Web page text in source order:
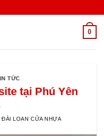
0
TỨC
tại Phú Yên
ĐÀI LOAN CỬA NHỰA